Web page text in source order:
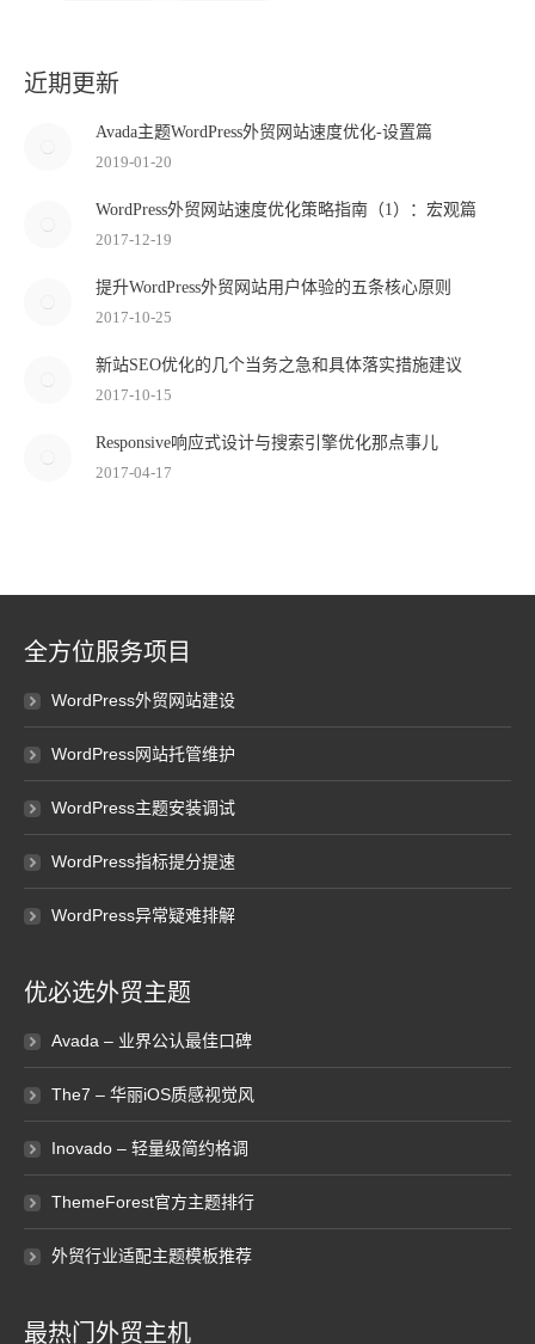
近期更新
Avada主题WordPress外贸网站速度优化-设置篇
2019-01-20
WordPress外贸网站速度优化策略指南（1）：宏观篇
2017-12-19
提升WordPress外贸网站用户体验的五条核心原则
2017-10-25
新站SEO优化的几个当务之急和具体落实措施建议
2017-10-15
Responsive响应式设计与搜索引擎优化那点事儿
2017-04-17
全方位服务项目
WordPress外贸网站建设
WordPress网站托管维护
WordPress主题安装调试
WordPress指标提分提速
WordPress异常疑难排解
优必选外贸主题
Avada – 业界公认最佳口碑
The7 – 华丽iOS质感视觉风
Inovado – 轻量级简约格调
ThemeForest官方主题排行
外贸行业适配主题模板推荐
最热门外贸主机